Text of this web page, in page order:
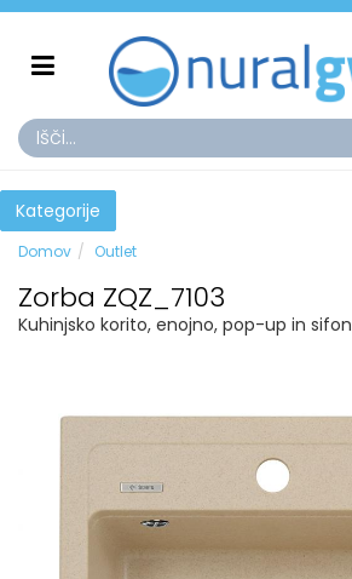
Kategorije
Domov Outlet
Zorba ZQZ_7103
Kuhinjsko korito, enojno, pop-up in sifon